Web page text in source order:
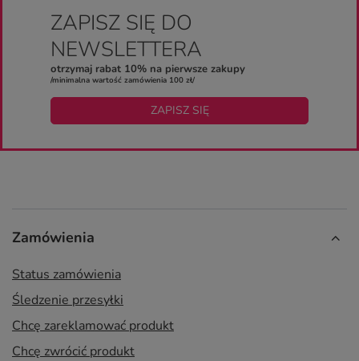
ZAPISZ SIĘ DO
NEWSLETTERA
otrzymaj rabat 10% na pierwsze zakupy
/minimalna wartość zamówienia 100 zł/
ZAPISZ SIĘ
Zamówienia
Status zamówienia
Śledzenie przesyłki
Chcę zareklamować produkt
Chcę zwrócić produkt